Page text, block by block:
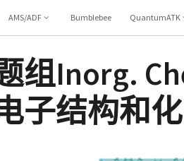
AMS/ADF Bumblebee QuantumATK
组Inorg.
子结构和